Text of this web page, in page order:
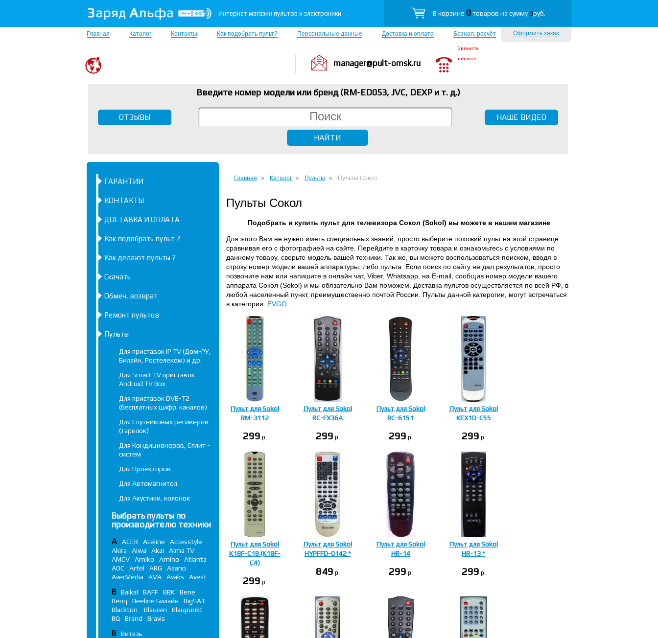
Интернет магазин пультов и электроники В корзине 0товаров на сумму0руб.
Оформить заказ
Главная Каталог Контакты Как подобрать пульт? Персональные данные Доставка и оплата Безнал. расчёт
manager@pult-omsk.ru
Звоните,
пишите
Введите номер модели или бренд (RM-ED053, JVC, DEXP и т. д.)
ОТЗЫВЫ НАШЕ ВИДЕО
Главная Каталог Пульты Пульты Сокол
Пульты Сокол
Подобрать и купить пульт для телевизора Сокол (Sokol) вы можете в нашем магазине
Для этого Вам не нужно иметь специальных знаний, просто выберите похожий пульт на этой странице
сравнивая его с фотографией на сайте. Перейдите в карточку товара и ознакомьтесь с условиями по
данному товару, сверьте модель вашей техники. Так же, вы можете воспользоваться поиском, вводя в
строку номер модели вашей аппаратуры, либо пульта. Если поиск по сайту не дал результатов, просто
позвоните нам или напишите в онлайн чат, Viber, Whatsapp, на E-mail, сообщив номер модели вашего
аппарата Сокол (Sokol) и мы обязательно Вам поможем. Доставка пультов осуществляется по всей РФ, в
любой населенный пункт, преимущественно почтой России. Пульты данной катерогии, могут встречаться
в категории EVGO
Пульт для Sokol
RM-3112
299 p.
Пульт для Sokol
RC-FX36A
299 p.
Пульт для Sokol
RC-6151
299 p.
Пульт для Sokol
KEX1D-C55
299 p.
Пульт для Sokol
K18F-C18 (K18F-
C4)
299 p.
Пульт для Sokol
HYPFFD-0142 *
849 p.
Пульт для Sokol
HR-14
299 p.
Пульт для Sokol
HR-13 *
299 p.
ГАРАНТИИ
КОНТАКТЫ
ДОСТАВКА И ОПЛАТА
Как подобрать пульт ?
Как делают пульты ?
Скачать
Обмен, возврат
Ремонт пультов
Пульты
Для приставок IP TV (Дом-РУ,
Билайн, Ростелеком) и др.
Для Smart TV приставок
Android TV Box
Для приставок DVB-T2
(бесплатных цифр. каналов)
Для Спутниковых ресиверов
(тарелок)
Для Кондиционеров, Сплит -
систем
Для Проекторов
Для Автомагнитол
Для Акустики, колонок
Выбрать пульты по
производителю техники
A ACER Aceline
Accesstyle
Akira
Aiwa Akai
Alma TV
AMCV
Amiko Amino
Atlanta
AOC
Artel ARG
Asano
AverMedia
AVA Avaks Avest
B Baikal BAFF BBK
Bene
Benq
Beeline Билайн
BigSAT
Blackton
Blauren
Blaupunkt
BQ
Brand Bravis
В Витязь